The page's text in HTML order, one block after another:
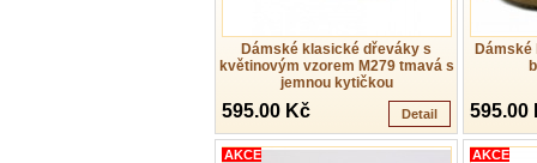
Dámské klasické dřeváky s
květinovým vzorem M279 tmavá s
jemnou kytičkou
595.00 Kč Detail 595.00
AKCE AKCE